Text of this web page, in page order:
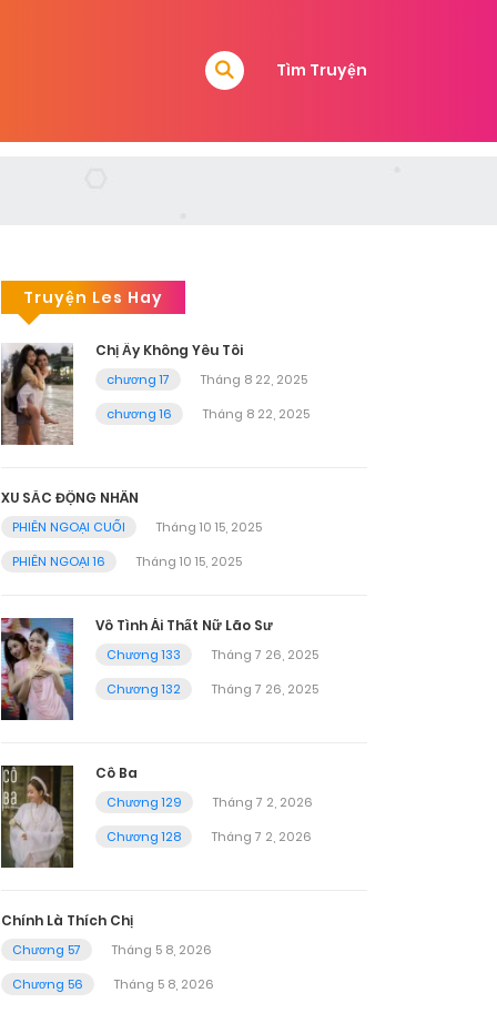
Tìm Truyện
Truyện Les Hay
Chị Ấy Không Yêu Tôi
chương 17
Tháng 8 22, 2025
chương 16
Tháng 8 22, 2025
XU SẮC ĐỘNG NHÂN
PHIÊN NGOẠI CUỐI
Tháng 10 15, 2025
PHIÊN NGOẠI 16
Tháng 10 15, 2025
Vô Tình Ái Thất Nữ Lão Sư
Chương 133
Tháng 7 26, 2025
Chương 132
Tháng 7 26, 2025
Cô Ba
Chương 129
Tháng 7 2, 2026
Chương 128
Tháng 7 2, 2026
Chính Là Thích Chị
Chương 57
Tháng 5 8, 2026
Chương 56
Tháng 5 8, 2026